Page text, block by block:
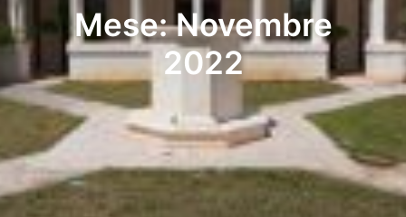
CONTATTIMese: Novembre
2022